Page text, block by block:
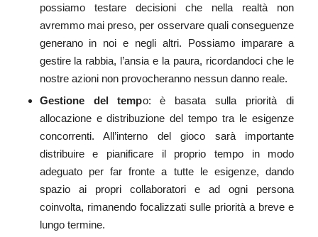
possiamo testare decisioni che nella realtà non
avremmo mai preso, per osservare quali conseguenze
generano in noi e negli altri. Possiamo imparare a
gestire la rabbia, l’ansia e la paura, ricordandoci che le
nostre azioni non provocheranno nessun danno reale.
Gestione del tempo: è basata sulla priorità di
allocazione e distribuzione del tempo tra le esigenze
concorrenti. All’interno del gioco sarà importante
distribuire e pianificare il proprio tempo in modo
adeguato per far fronte a tutte le esigenze, dando
spazio ai propri collaboratori e ad ogni persona
coinvolta, rimanendo focalizzati sulle priorità a breve e
lungo termine.